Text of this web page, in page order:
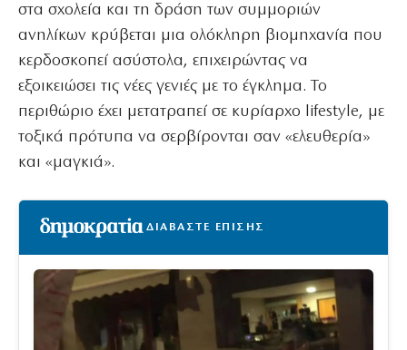
στα σχολεία και τη δράση των συμμοριών
ανηλίκων κρύβεται μια ολόκληρη βιομηχανία που
κερδοσκοπεί ασύστολα, επιχειρώντας να
εξοικειώσει τις νέες γενιές με το έγκλημα. Το
περιθώριο έχει μετατραπεί σε κυρίαρχο lifestyle, με
τοξικά πρότυπα να σερβίρονται σαν «ελευθερία»
και «μαγκιά».
ΔΙΑΒΑΣΤΕ ΕΠΙΣΗΣ